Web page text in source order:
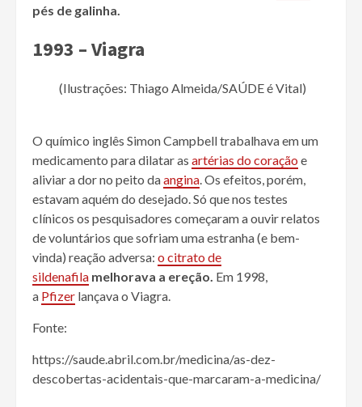
pés de galinha.
1993 – Viagra
(Ilustrações: Thiago Almeida/SAÚDE é Vital)
O químico inglês Simon Campbell trabalhava em um
medicamento para dilatar as artérias do coração e
aliviar a dor no peito daangina. Os efeitos, porém,
estavam aquém do desejado. Só que nos testes
clínicos os pesquisadores começaram a ouvir relatos
de voluntários que sofriam uma estranha (e bem-
vinda) reação adversa: o citrato de
sildenafila melhorava a ereção. Em 1998,
a Pfizer lançava o Viagra.
Fonte:
https://saude.abril.com.br/medicina/as-dez-
descobertas-acidentais-que-marcaram-a-medicina/